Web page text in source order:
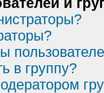
в группу?